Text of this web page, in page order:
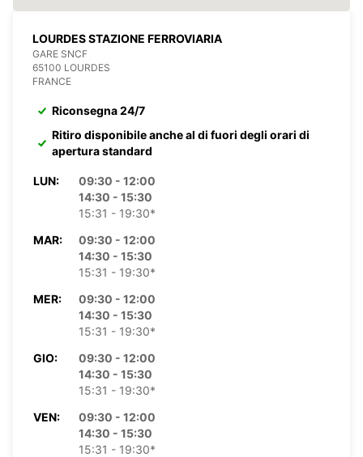
LOURDES STAZIONE FERROVIARIA
GARE SNCF
65100 LOURDES
FRANCE
Riconsegna 24/7
Ritiro disponibile anche al di fuori degli orari di
apertura standard
LUN:
09:30 - 12:00
14:30 - 15:30
15:31 - 19:30*
MAR:
09:30 - 12:00
14:30 - 15:30
15:31 - 19:30*
MER:
09:30 - 12:00
14:30 - 15:30
15:31 - 19:30*
GIO:
09:30 - 12:00
14:30 - 15:30
15:31 - 19:30*
VEN:
09:30 - 12:00
14:30 - 15:30
15:31 - 19:30*